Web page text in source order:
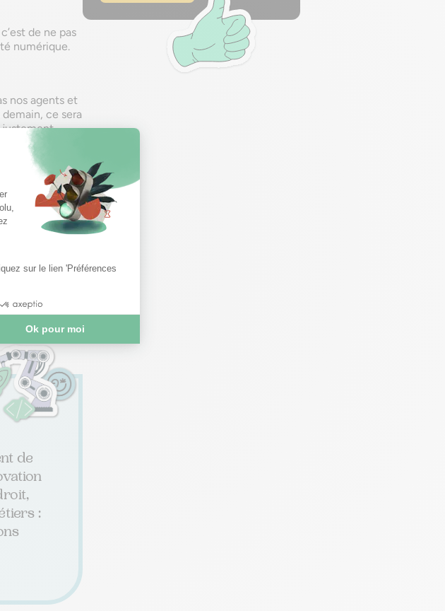
de ne pas
numérique.
nos agents et
ce sera
justement
de
: